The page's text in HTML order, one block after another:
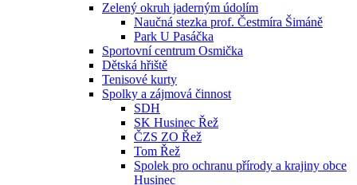
Zelený okruh jaderným údolím
Naučná stezka prof. Čestmíra Šimáně
Park U Pasáčka
Sportovní centrum Osmička
Dětská hřiště
Tenisové kurty
Spolky a zájmová činnost
SDH
SK Husinec Řež
ČZS ZO Řež
Tom Řež
Spolek pro ochranu přírody a krajiny obce
Husinec